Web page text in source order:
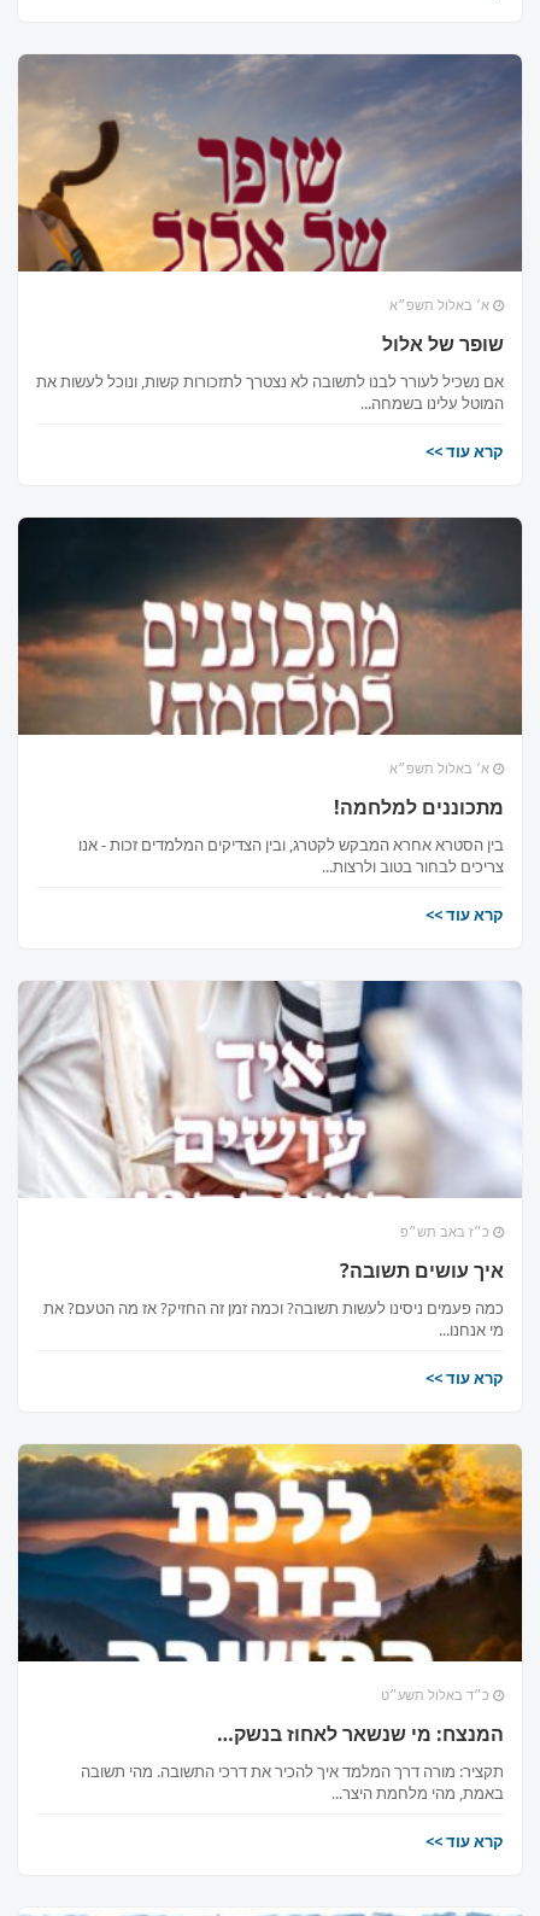
א׳ באלול תשפ״א
שופר של אלול
אם נשכיל לעורר לבנו לתשובה לא נצטרך לתזכורות קשות, ונוכל לעשות את
המוטל עלינו בשמחה...
קרא עוד >>
א׳ באלול תשפ״א
מתכוננים למלחמה!
בין הסטרא אחרא המבקש לקטרג, ובין הצדיקים המלמדים זכות - אנו
צריכים לבחור בטוב ולרצות...
קרא עוד >>
כ״ז באב תש״פ
איך עושים תשובה?
כמה פעמים ניסינו לעשות תשובה? וכמה זמן זה החזיק? אז מה הטעם? את
מי אנחנו...
קרא עוד >>
כ״ד באלול תשע״ט
המנצח: מי שנשאר לאחוז בנשק…
תקציר: מורה דרך המלמד איך להכיר את דרכי התשובה. מהי תשובה
באמת, מהי מלחמת היצר...
קרא עוד >>